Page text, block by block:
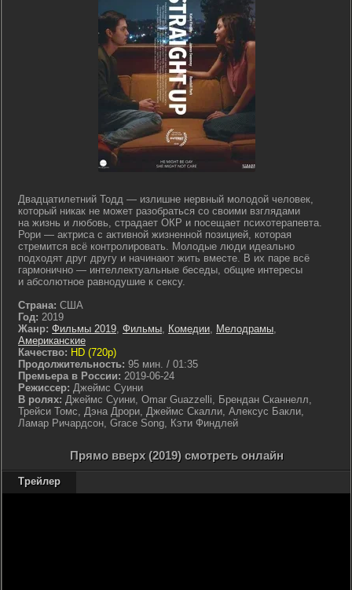
Двадцатилетний Тодд — излишне нервный молодой человек,
который никак не может разобраться со своими взглядами
на жизнь и любовь, страдает ОКР и посещает психотерапевта.
Рори — актриса с активной жизненной позицией, которая
стремится всё контролировать. Молодые люди идеально
подходят друг другу и начинают жить вместе. В их паре всё
гармонично — интеллектуальные беседы, общие интересы
и абсолютное равнодушие к сексу.
Страна: США
Год: 2019
Жанр: Фильмы 2019, Фильмы, Комедии, Мелодрамы,
Американские
Качество: HD (720p)
Продолжительность: 95 мин. / 01:35
Премьера в России: 2019-06-24
Режиссер: Джеймс Суини
В ролях: Джеймс Суини, Omar Guazzelli, Брендан Сканнелл,
Трейси Томс, Дэна Дрори, Джеймс Скалли, Алексус Бакли,
Ламар Ричардсон, Grace Song, Кэти Финдлей
Прямо вверх (2019) смотреть онлайн
Трейлер